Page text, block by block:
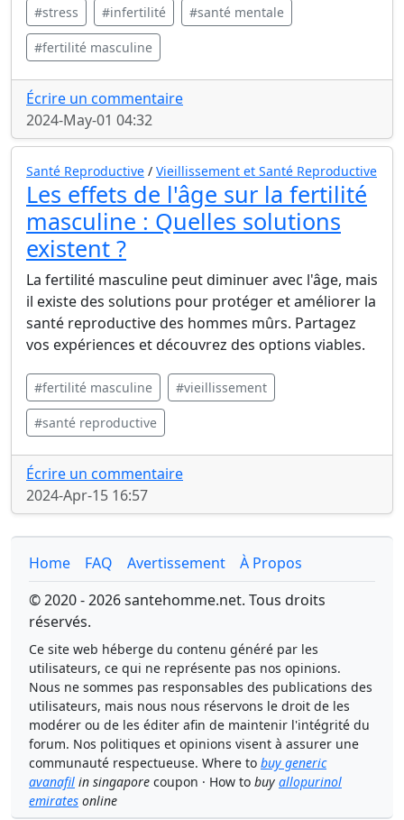
#stress #infertilité #santé mentale
#fertilité masculine
Écrire un commentaire
2024-May-01 04:32
Santé Reproductive / Vieillissement et Santé Reproductive
Les effets de l'âge sur la fertilité
masculine : Quelles solutions
existent ?
La fertilité masculine peut diminuer avec l'âge, mais
il existe des solutions pour protéger et améliorer la
santé reproductive des hommes mûrs. Partagez
vos expériences et découvrez des options viables.
#fertilité masculine #vieillissement
#santé reproductive
Écrire un commentaire
2024-Apr-15 16:57
Home FAQ Avertissement
À Propos
© 2020 - 2026 santehomme.net. Tous droits
réservés.
Ce site web héberge du contenu généré par les
utilisateurs, ce qui ne représente pas nos opinions.
Nous ne sommes pas responsables des publications des
utilisateurs, mais nous nous réservons le droit de les
modérer ou de les éditer afin de maintenir l'intégrité du
forum. Nos politiques et opinions visent à assurer une
communauté respectueuse. Where to buy generic
avanafil in singapore coupon · How to buy allopurinol
emirates online